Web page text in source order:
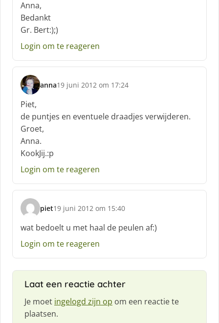
h
r
e
e
:
Anna,
Bedankt
Gr. Bert:);)
Login om te reageren
anna
s
c
h
r
e
e
f
19 juni 2012 om 17:24
Piet,
de puntjes en eventuele draadjes verwijderen.
Groet,
Anna.
KookJij.:p
Login om te reageren
piet
s
h
r
19 juni 2012 om 15:40
wat bedoelt u met haal de peulen af:)
Login om te reageren
Laat een reactie achter
Je moet ingelogd zijn op om een reactie te
plaatsen.